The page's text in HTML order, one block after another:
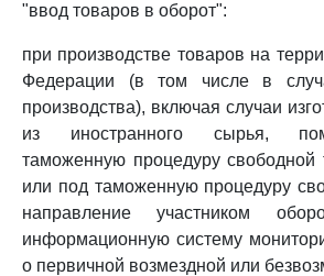
"ввод товаров в оборот":
при производстве товаров на
Федерации (в том числе в
производства), включая случаи
из иностранного сырья,
таможенную процедуру
или под таможенную процедуру
направление участником
информационную систему
о первичной возмездной или